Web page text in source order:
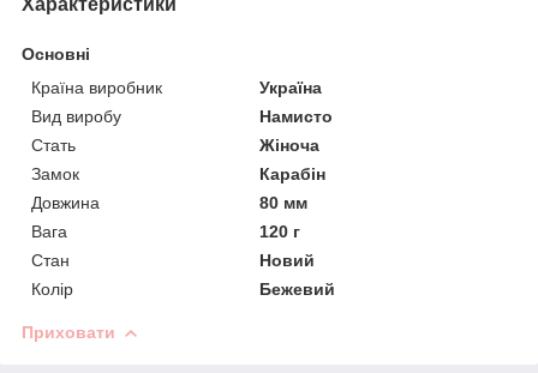
Характеристики
Основні
Країна виробник
Україна
Вид виробу
Намисто
Стать
Жіноча
Замок
Карабін
Довжина
80 мм
Вага
120 г
Стан
Новий
Колір
Бежевий
Приховати